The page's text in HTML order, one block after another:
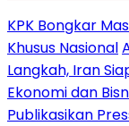
KPK Bongkar
Khusus Nasional
Langkah, Iran
Ekonomi dan
Publikasikan